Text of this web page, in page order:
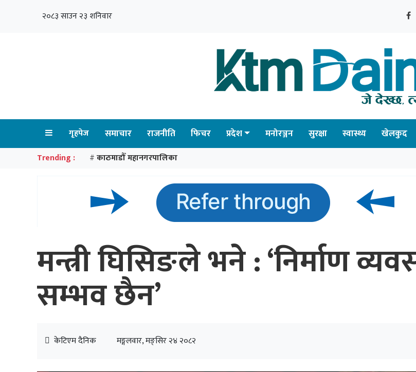
२०८३ साउन २३ शनिवार
गृहपेज समाचार राजनीति फिचर प्रदेश मनोरञ्जन सुरक्षा स्वास्थ्य खेलकुद
Trending : # काठमाडौँ महानगरपालिका
मन्त्री घिसिङले भने : ‘निर्माण
सम्भव छैन’
केटिएम दैनिक मङ्गलवार, मङ्सिर २४ २०८२